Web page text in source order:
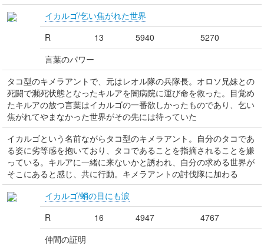
イカルゴ/乞い焦がれた世界
R
13 5940
5270
言葉のパワー
タコ型のキメラアントで、元はレオル隊の兵隊長。オロソ兄妹との
死闘で瀕死状態となったキルアを闇病院に運び命を救った。目覚め
たキルアの放つ言葉はイカルゴの一番欲しかったものであり、乞い
焦がれてやまなかった世界がその先には待っていた
イカルゴという名前ながらタコ型のキメラアント。自分のタコであ
る姿に劣等感を抱いており、タコであることを指摘されることを嫌
っている。キルアに一緒に来ないかと誘われ、自分の求める世界が
そこにあると感じ、共に行動。キメラアントの討伐隊に加わる
イカルゴ/蛸の目にも涙
R
16 4947
4767
仲間の証明